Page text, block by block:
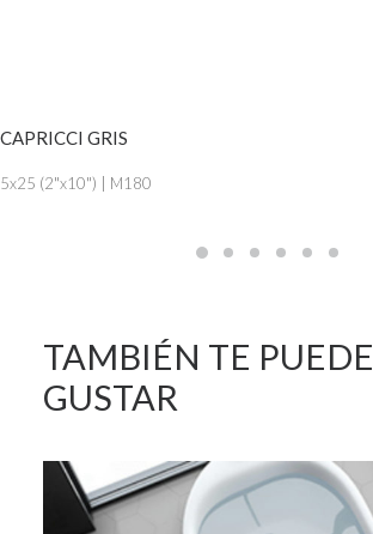
CAPRICCI GRIS
5x25 (2"x10") | M180
TAMBIÉN TE PUEDE
GUSTAR